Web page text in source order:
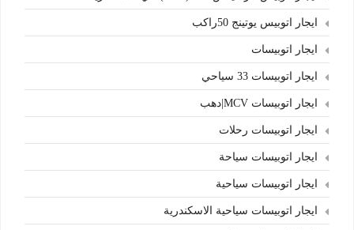
ايجار اتوبيس يوتينج 50راكب
ايجار اتوبيسات
ايجار اتوبيسات 33 سياحي
ايجار اتوبيسات MCV|دهب
ايجار اتوبيسات رحلات
ايجار اتوبيسات سياحة
ايجار اتوبيسات سياحية
ايجار اتوبيسات سياحية الاسكندرية